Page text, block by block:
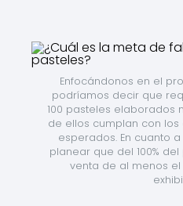
Enfocándonos en el
podríamos decir que
100 pasteles elaborados
de ellos cumplan con
esperados. En cuanto
planear que del 100%
venta de al menos